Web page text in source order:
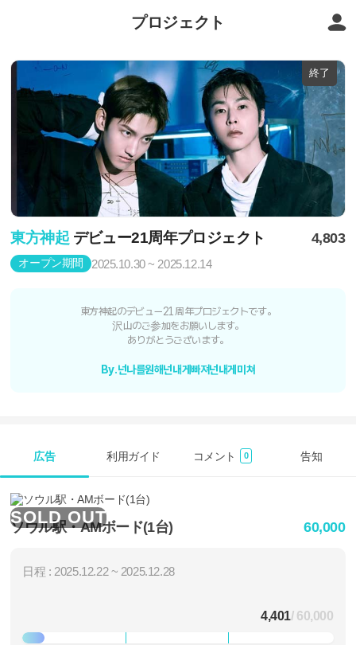
プロジェクト
終了
東方神起 デビュー21周年プロジェクト 4,803
オープン期間 2025.10.30 ~ 2025.12.14
東方神起のデビュー21周年プロジェクトです。
沢山のご参加をお願いします。
ありがとうございます。
By.넌나를원해넌내게빠져넌내게미쳐
広告 利用ガイド コメント 0 告知
SOLD OUT
ソウル駅・AMボード(1台) 60,000
日程 : 2025.12.22 ~ 2025.12.28
4,401/ 60,000